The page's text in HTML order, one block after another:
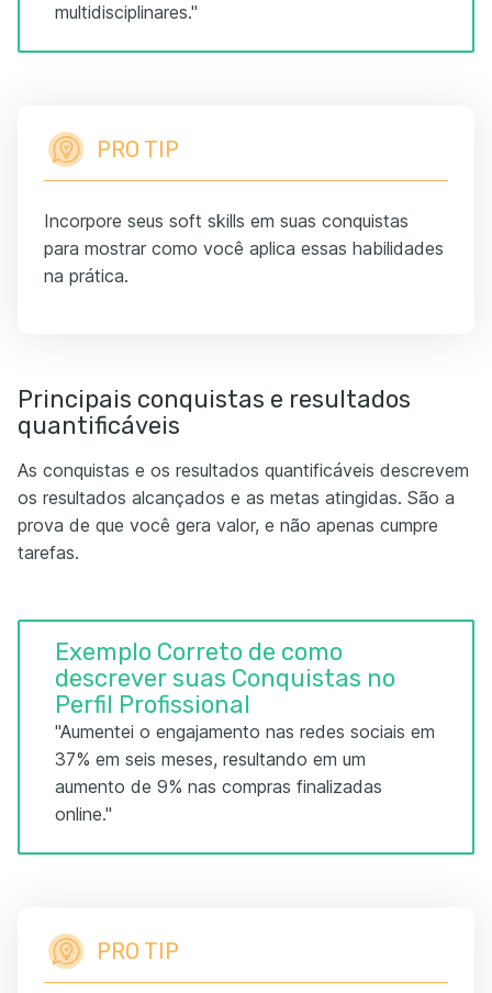
multidisciplinares."
PRO TIP
Incorpore seus soft skills em suas conquistas
para mostrar como você aplica essas habilidades
na prática.
Principais conquistas e resultados
quantificáveis
As conquistas e os resultados quantificáveis descrevem
os resultados alcançados e as metas atingidas. São a
prova de que você gera valor, e não apenas cumpre
tarefas.
Exemplo Correto de como
descrever suas Conquistas no
Perfil Profissional
"Aumentei o engajamento nas redes sociais em
37% em seis meses, resultando em um
aumento de 9% nas compras finalizadas
online."
PRO TIP